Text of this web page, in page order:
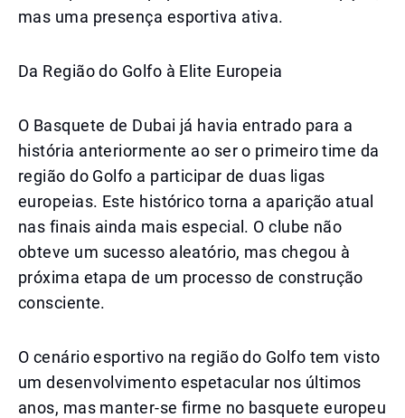
mas uma presença esportiva ativa.
Da Região do Golfo à Elite Europeia
O Basquete de Dubai já havia entrado para a
história anteriormente ao ser o primeiro time da
região do Golfo a participar de duas ligas
europeias. Este histórico torna a aparição atual
nas finais ainda mais especial. O clube não
obteve um sucesso aleatório, mas chegou à
próxima etapa de um processo de construção
consciente.
O cenário esportivo na região do Golfo tem visto
um desenvolvimento espetacular nos últimos
anos, mas manter-se firme no basquete europeu